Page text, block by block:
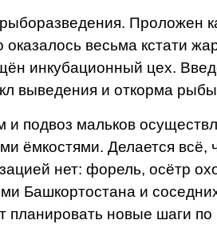
Проло­жен
весьма кстати
инкубационный цех.
выведения и откорма
подвоз мальков
ёмкостями. Делает­ся
нет: фо­рель, осётр
Башкортоста­на и
планировать новые шаги